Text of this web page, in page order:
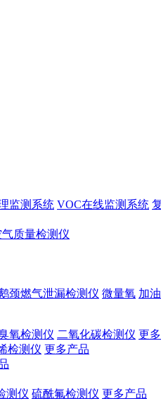
监测系统 VOC在线监测系统
气质量检测仪
颈燃气泄漏检测仪 微量氧 加
氧检测仪 二氧化碳检测仪 更
检测仪 更多产品
测仪 硫酰氟检测仪 更多产品